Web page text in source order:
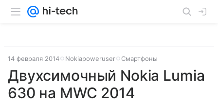
14 февраля 2014 Nokiapoweruser Смартфоны
Двухсимочный Nokia Lumia
630 на MWC 2014